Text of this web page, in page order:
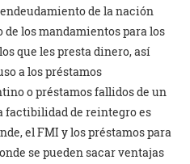
de la nación
los mandamientos para los
que les presta dinero, así
a los préstamos
o préstamos fallidos de un
factibilidad de reintegro es
el FMI y los préstamos para
se pueden sacar ventajas